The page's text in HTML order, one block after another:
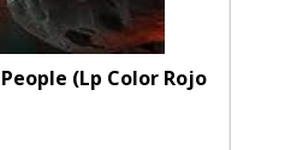
(Lp Color Rojo